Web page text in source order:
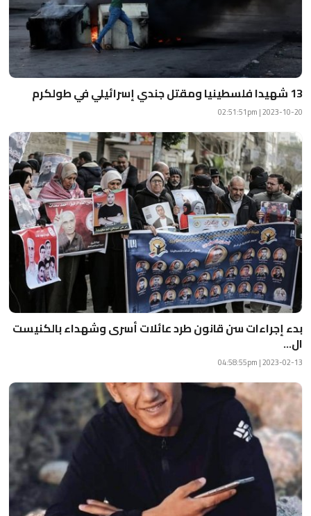
13 شهيدا فلسطينيا ومقتل جندي إسرائيلي في طولكرم
2023-10-20 | 02:51:51pm
بدء إجراءات سن قانون طرد عائلات أسرى وشهداء بالكنيست
ال...
2023-02-13 | 04:58:55pm